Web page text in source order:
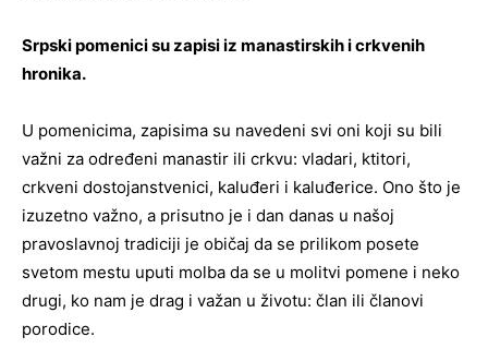
Srpski pomenici su zapisi iz manastirskih i crkvenih
hronika.
U pomenicima, zapisima su navedeni svi oni koji su bili
važni za određeni manastir ili crkvu: vladari, ktitori,
crkveni dostojanstvenici, kaluđeri i kaluđerice. Ono što je
izuzetno važno, a prisutno je i dan danas u našoj
pravoslavnoj tradiciji je običaj da se prilikom posete
svetom mestu uputi molba da se u molitvi pomene i neko
drugi, ko nam je drag i važan u životu: član ili članovi
porodice.